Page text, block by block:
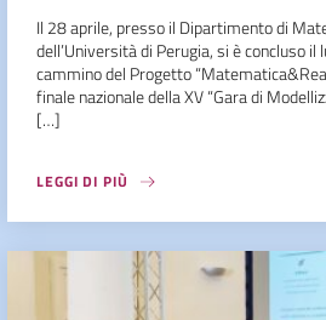
Il 28 aprile, presso il Dipartimento di
dell’Università di Perugia, si è concluso
cammino del Progetto
finale nazionale della XV “Gara di
[…]
LEGGI DI PIÙ